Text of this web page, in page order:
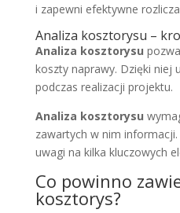
i zapewni efektywne
Analiza kosztorysu –
Analiza kosztorysu
koszty naprawy. Dzięki niej
podczas realizacji projektu.
Analiza kosztorysu
zawartych w nim
uwagi na kilka kluczowych
Co powinno
kosztorys?